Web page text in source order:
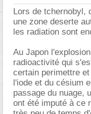
Lors de tchernobyl,
une zone deserte
les radiation sont
Au Japon
radioactivité qui
certain perimettre
l'iode et du césium
passage du nuage,
ont été imputé à ce